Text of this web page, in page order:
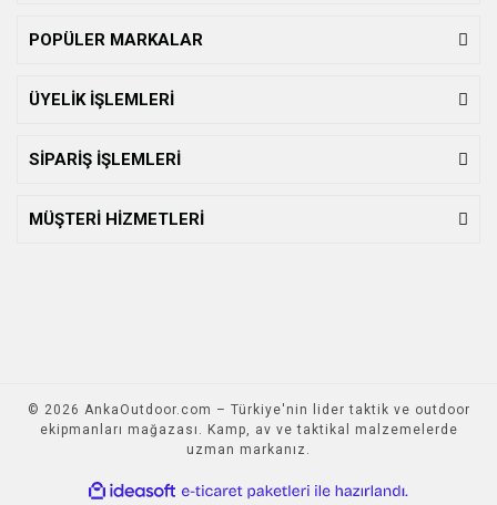
POPÜLER MARKALAR
ÜYELİK İŞLEMLERİ
SİPARİŞ İŞLEMLERİ
MÜŞTERİ HİZMETLERİ
© 2026 AnkaOutdoor.com – Türkiye'nin lider taktik ve outdoor
ekipmanları mağazası. Kamp, av ve taktikal malzemelerde
uzman markanız.
ideasoft
e-